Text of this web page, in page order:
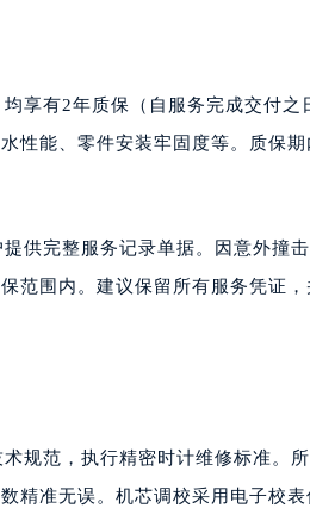
享有2年质保（自服务完成交付之
性能、零件安装牢固度等。质保期
供完整服务记录单据。因意外撞
范围内。建议保留所有服务凭证
规范，执行精密时计维修标准。
精准无误。机芯调校采用电子校表